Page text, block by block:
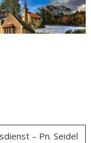
– Pn. Seidel